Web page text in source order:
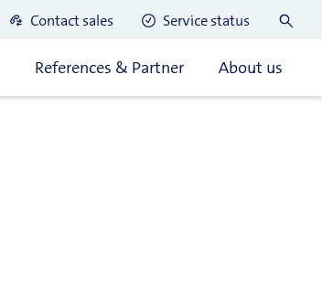
Contact sales Service status
References & Partner About us